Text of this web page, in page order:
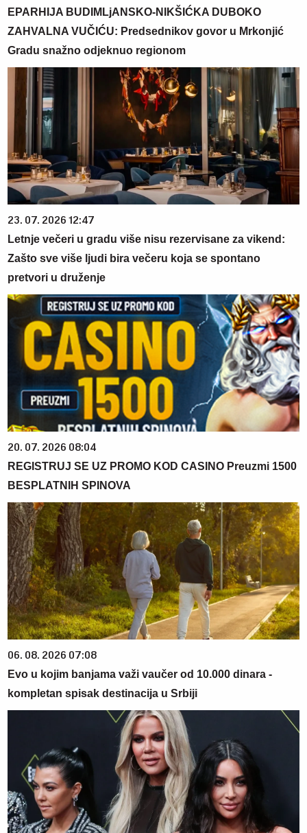
EPARHIJA BUDIMLjANSKO-NIKŠIĆKA DUBOKO
ZAHVALNA VUČIĆU: Predsednikov govor u Mrkonjić
Gradu snažno odjeknuo regionom
23. 07. 2026 12:47
Letnje večeri u gradu više nisu rezervisane za vikend:
Zašto sve više ljudi bira večeru koja se spontano
pretvori u druženje
20. 07. 2026 08:04
REGISTRUJ SE UZ PROMO KOD CASINO Preuzmi 1500
BESPLATNIH SPINOVA
06. 08. 2026 07:08
Evo u kojim banjama važi vaučer od 10.000 dinara -
kompletan spisak destinacija u Srbiji